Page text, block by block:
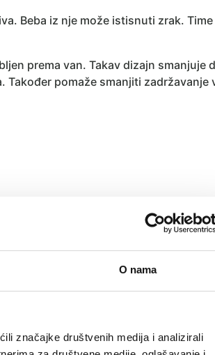
O nama
značajke društvenih medija i analizirali
Beba iz nje može istisnuti zrak.
prema van. Takav dizajn smanjuje
Također pomaže smanjiti zadržavanje